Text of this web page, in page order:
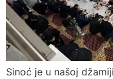
Sinoć je u našoj